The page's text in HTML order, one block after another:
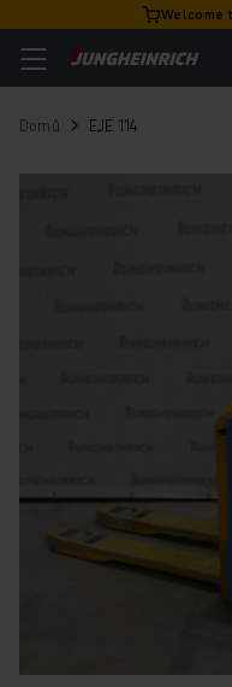
Welcome
Domů EJE 114